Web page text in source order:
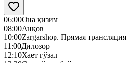
06:00Она қизим
08:00Анқов
10:00Zargarshop. Прямая трансляция
11:00Дилозор
12:10Ҳает гўзал